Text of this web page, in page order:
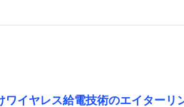
ワイヤレス給電技術のエイター